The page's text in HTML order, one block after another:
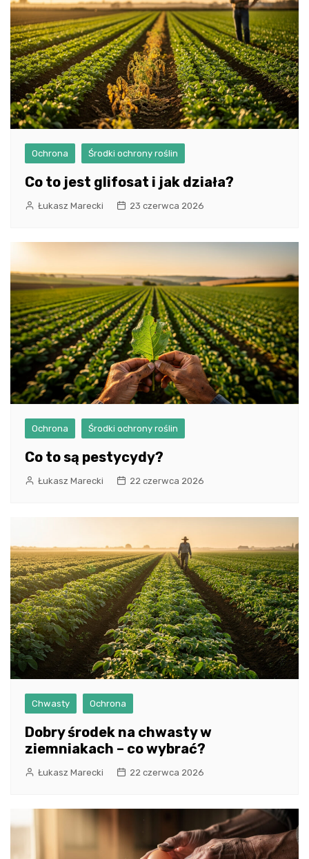
Ochrona Środki ochrony roślin
Co to jest glifosat i jak działa?
Łukasz Marecki 23 czerwca 2026
Ochrona Środki ochrony roślin
Co to są pestycydy?
Łukasz Marecki 22 czerwca 2026
Chwasty Ochrona
Dobry środek na chwasty w
ziemniakach – co wybrać?
Łukasz Marecki 22 czerwca 2026